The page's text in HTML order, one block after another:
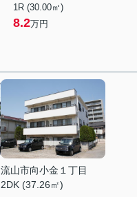
1R (30.00㎡)
8.2万円
流山市向小金１丁目
2DK (37.26㎡)